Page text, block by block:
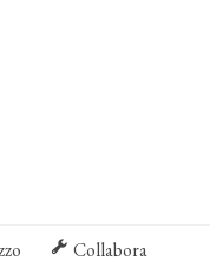
Collabora